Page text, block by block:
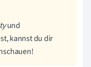
und
kannst du dir